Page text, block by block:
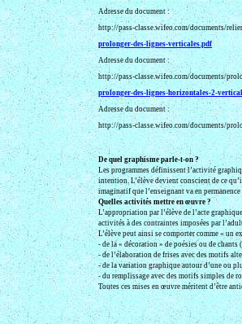
Adresse du document :
http://pass-classe.wifeo.com/documents/
prolonger-des-lignes-verticales.pdf
Adresse du document :
http://pass-classe.wifeo.com/documents/
prolonger-des-lignes-horizontales-2-
Adresse du document :
http://pass-classe.wifeo.com/documents/
De quel graphisme parle-t-on ?
Les programmes définissent l’activité
intention. L’élève devient conscient de ce
imaginatif que l’enseignant va en
Quelles activités mettre en œuvre ?
L’appropriation par l’élève de l’acte
activités à des contraintes imposées par
L’élève peut ainsi se comporter comme « un
- de la « décoration » de poésies ou de
- de l’élaboration de frises avec des motifs
- de la variation graphique autour d’une ou
- du remplissage avec des motifs simples de
Toutes ces mises en œuvre méritent d’être